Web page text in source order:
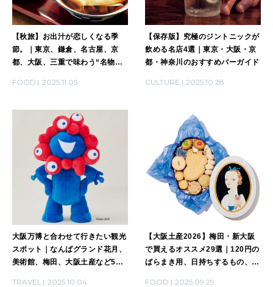
【秋旅】お出汁が恋しくなる季
節。｜東京、鎌倉、名古屋、京
都、大阪、三重で味わう“名物う
FOOD 2025.11.05
【保存版】究極のジントニックが
飲める名店4選｜東京・大阪・京
都・神奈川のおすすめバーガイド
CULTURE 2025.10.28
大阪万博と合わせて行きたい観光
スポット｜なんばグランド花月、
美術館、梅田、大阪土産など54
TRAVEL 2025.10.04
【大阪土産2026】梅田・新大阪
で買えるオススメ29選｜120円の
ばらまき用、日持ちするもの、限
FOOD 2025.09.29